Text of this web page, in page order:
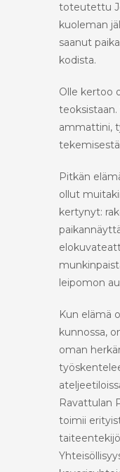
toteutettu
kuoleman
saanut
kodista.
Olle kertoo
teoksistaan.
ammattini,
Pitkän
ollut
kertynyt:
leipomon
Kun elämä
kunnossa,
oman
Ravattulan
toimii